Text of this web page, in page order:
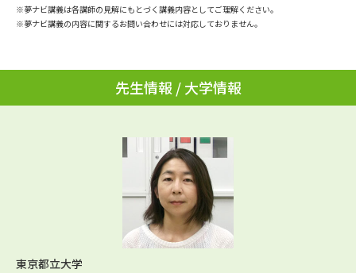
ユーザーサポート
お支払いについて
受付内容・発送状況の確認
個人情報取扱規定
テレメール進学カタログ
訂正のご案内
※夢ナビ講義は各講師の見解にもとづく講義内容としてご理解ください。
※夢ナビ講義の内容に関するお問い合わせには対応しておりません。
先生情報 / 大学情報
東京都立大学